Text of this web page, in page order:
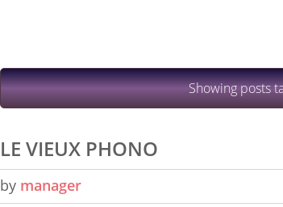
Showing posts
LE VIEUX PHONO
by manager